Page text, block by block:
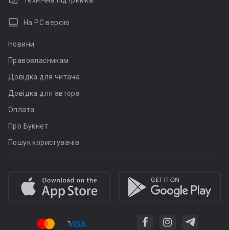
На PC версію
Новини
Правовласникам
Довідка для читача
Довідка для автора
Оплата
Про Букнет
Пошук користувачів